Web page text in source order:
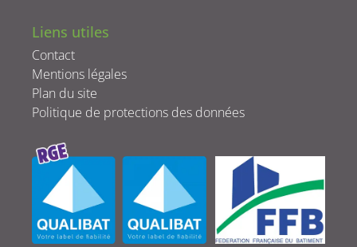
Liens utiles
Contact
Mentions légales
Plan du site
Politique de protections des données